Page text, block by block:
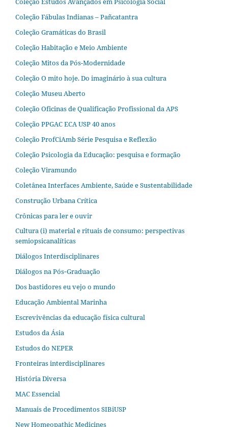
Coleção Fábulas Indianas – Pañcatantra
Coleção Gramáticas do Brasil
Coleção Habitação e Meio Ambiente
Coleção Mitos da Pós-Modernidade
Coleção O mito hoje. Do imaginário à sua cultura
Coleção Museu Aberto
Coleção Oficinas de Qualificação Profissional da APS
Coleção PPGAC ECA USP 40 anos
Coleção ProfCiAmb Série Pesquisa e Reflexão
Coleção Psicologia da Educação: pesquisa e formação
Coleção Viramundo
Coletânea Interfaces Ambiente, Saúde e Sustentabilidade
Construção Urbana Crítica
Crônicas para ler e ouvir
Cultura (i) material e rituais de consumo: perspectivas
semiopsicanalíticas
Diálogos Interdisciplinares
Diálogos na Pós‐Graduação
Dos bastidores eu vejo o mundo
Educação Ambiental Marinha
Escrevivências da educação física cultural
Estudos da Ásia​
Estudos do NEPER
Fronteiras interdisciplinares
História Diversa
MAC Essencial
Manuais de Procedimentos SIBiUSP
New Homeopathic Medicines